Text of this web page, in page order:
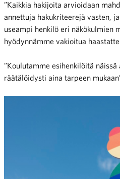
”Kaikkia hakijoita arvioidaan
annettuja hakukriteerejä vasten,
useampi henkilö eri näkökulmien
hyödynnämme vakioitua
”Koulutamme esihenkilöitä
räätälöidysti aina tarpeen